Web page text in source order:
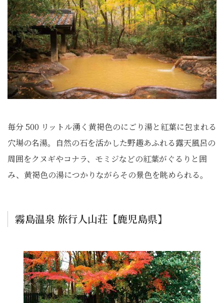
毎分 500 リットル湧く黄褐色のにごり湯と紅葉に包まれる
穴場の名湯。自然の石を活かした野趣あふれる露天風呂の
周囲をクヌギやコナラ、モミジなどの紅葉がぐるりと囲
み、黄褐色の湯につかりながらその景色を眺められる。
霧島温泉 旅行人山荘【鹿児島県】